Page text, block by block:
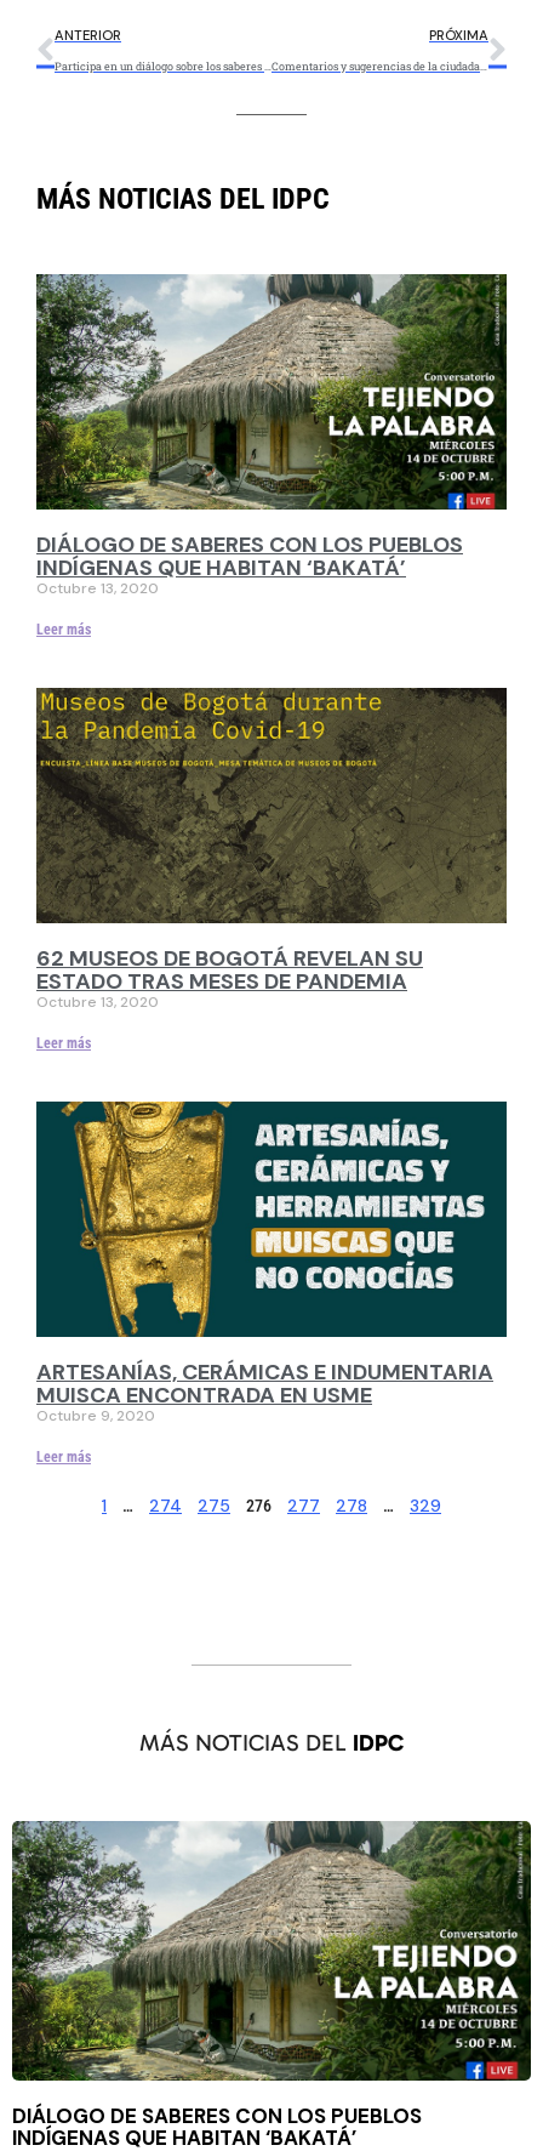
ANTERIOR
Participa en un diálogo sobre los saberes de los pueblos indígenas en contexto de ciudad
PRÓXIMA
Comentarios y sugerencias de la ciudadanía frente a la atención del IDPC en 2020
MÁS NOTICIAS DEL IDPC
DIÁLOGO DE SABERES CON LOS PUEBLOS
INDÍGENAS QUE HABITAN ‘BAKATÁ’
Octubre 13, 2020
Leer más
62 MUSEOS DE BOGOTÁ REVELAN SU
ESTADO TRAS MESES DE PANDEMIA
Octubre 13, 2020
Leer más
ARTESANÍAS, CERÁMICAS E INDUMENTARIA
MUISCA ENCONTRADA EN USME
Octubre 9, 2020
Leer más
1 … 274 275 276 277 278 … 329
MÁS NOTICIAS DEL IDPC
DIÁLOGO DE SABERES CON LOS PUEBLOS
INDÍGENAS QUE HABITAN ‘BAKATÁ’